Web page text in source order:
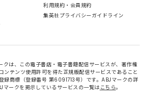
利用規約・会員規約
集英社プライバシーガイドライン
クは、この電子書店・電子書籍配信サービスが、著作権
ンテンツ使用許可を得た正規版配信サービスであること
録商標（登録番号 第6091713号）です。ABJマークの詳
マークを掲示しているサービスの一覧は こちら。